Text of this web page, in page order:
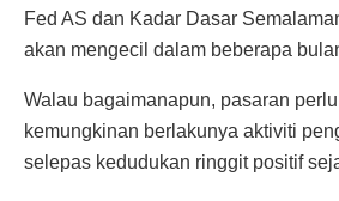
Fed AS dan Kadar Dasar
akan mengecil dalam beberapa
Walau bagaimanapun, pasaran
kemungkinan berlakunya aktiviti
selepas kedudukan ringgit positif